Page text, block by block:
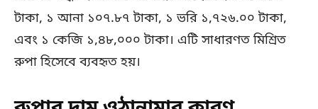
টাকা, ১ আনা ১০৭.৮৭ টাকা, ১ ভরি ১,৭২৬.০০ টাকা,
এবং ১ কেজি ১,৪৮,০০০ টাকা। এটি সাধারণত মিশ্রিত
রুপা হিসেবে ব্যবহৃত হয়।